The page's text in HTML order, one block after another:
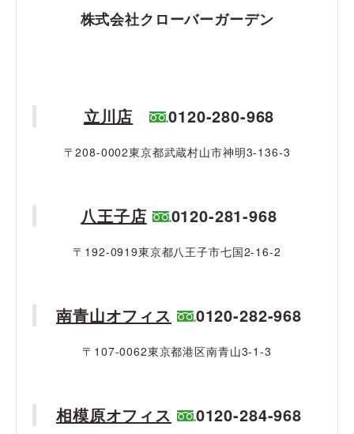
株式会社クローバーガーデン
立川店 0120-280-968
〒208-0002東京都武蔵村山市神明3-136-3
八王子店 0120-281-968
〒192-0919東京都八王子市七国2-16-2
南青山オフィス 0120-282-968
〒107-0062東京都港区南青山3-1-3
相模原オフィス 0120-284-968